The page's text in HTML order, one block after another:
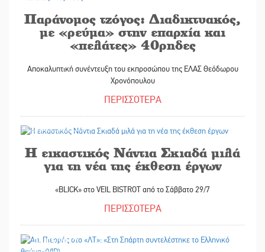
Παράνομος τζόγος: Διαδικτυακός,
με «ρεύμα» στην επαρχία και
«πελάτες» 40ρηδες
Αποκαλυπτική συνέντευξη του εκπροσώπου της ΕΛΑΣ Θεόδωρου
Χρονόπουλου
ΠΕΡΙΣΣΟΤΕΡΑ
Η εικαστικός Νάντια Σκιαδά μιλά
για τη νέα της έκθεση έργων
«BLICK» στο VEIL BISTROT από το Σάββατο 29/7
ΠΕΡΙΣΣΟΤΕΡΑ
05/05/2017